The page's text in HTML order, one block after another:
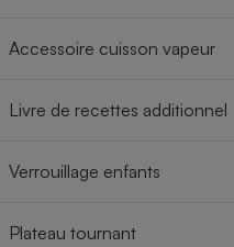
Accessoire cuisson vapeur
Livre de recettes additionnel
Verrouillage enfants
Plateau tournant